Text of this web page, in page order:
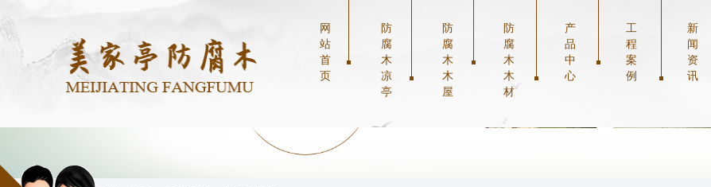
网
站
首
页
防
腐
木
凉
亭
防
腐
木
木
屋
防
腐
木
木
材
产
品
中
心
工
程
案
例
新
闻
资
讯